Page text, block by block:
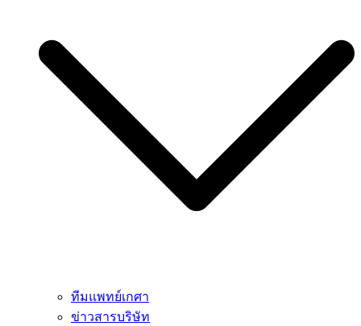
ทีมแพทย์เกศา
ข่าวสารบริษัท